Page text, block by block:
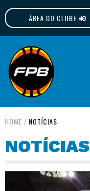
ÁREA DO CLUBE
FPB
HOME / NOTÍCIAS
NOTÍCIAS